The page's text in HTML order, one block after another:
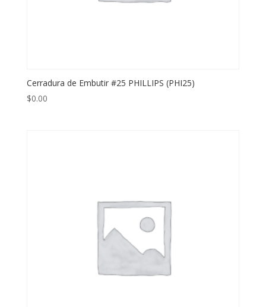
Cerradura de Embutir #25 PHILLIPS (PHI25)
$0.00